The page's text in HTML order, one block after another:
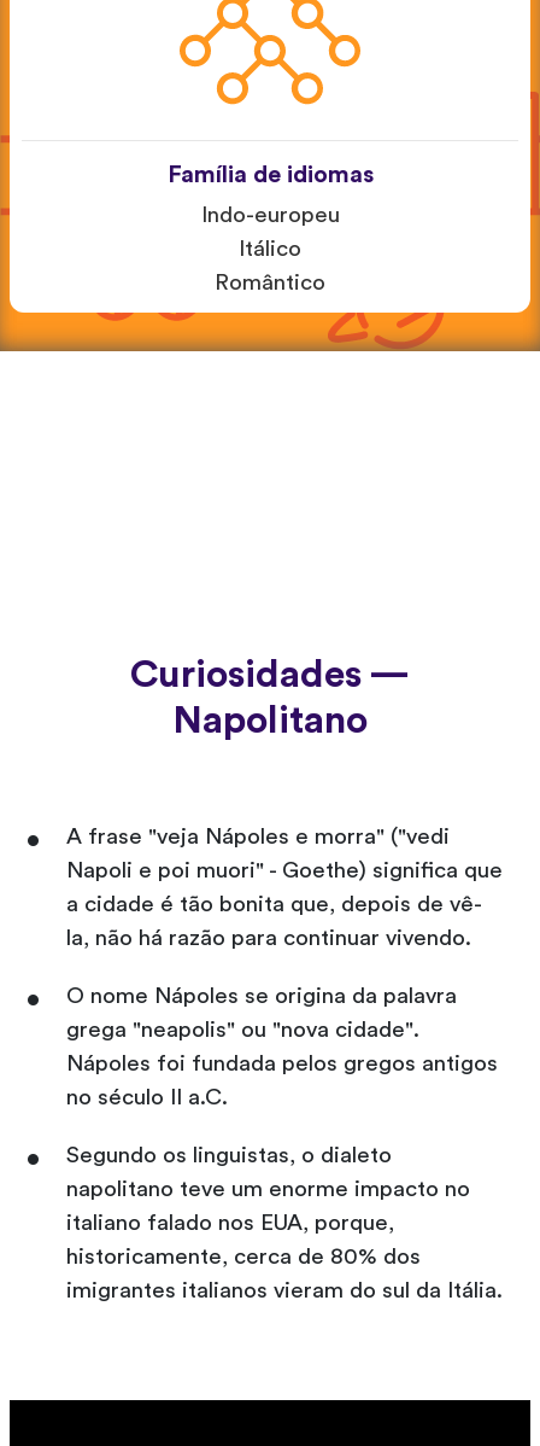
Família de idiomas
Indo-europeu
Itálico
Romântico
Curiosidades —
Napolitano
A frase "veja Nápoles e morra" ("vedi
Napoli e poi muori" - Goethe) significa que
a cidade é tão bonita que, depois de vê-
la, não há razão para continuar vivendo.
O nome Nápoles se origina da palavra
grega "neapolis" ou "nova cidade".
Nápoles foi fundada pelos gregos antigos
no século II a.C.
Segundo os linguistas, o dialeto
napolitano teve um enorme impacto no
italiano falado nos EUA, porque,
historicamente, cerca de 80% dos
imigrantes italianos vieram do sul da Itália.